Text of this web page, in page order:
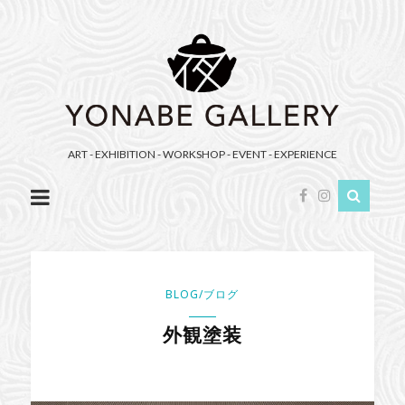
YONABE
GALLERY（ヨ
ナ
べ
ギ
ャ
ART - EXHIBITION - WORKSHOP - EVENT - EXPERIENCE
BLOG/ブログ
外観塗装